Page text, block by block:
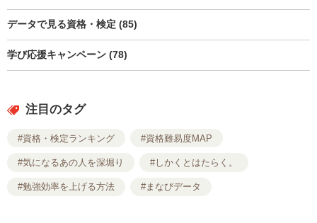
データで見る資格・検定 (85)
学び応援キャンペーン (78)
注目のタグ
#資格・検定ランキング #資格難易度MAP
#気になるあの人を深堀り #しかくとはたらく。
#勉強効率を上げる方法 #まなびデータ